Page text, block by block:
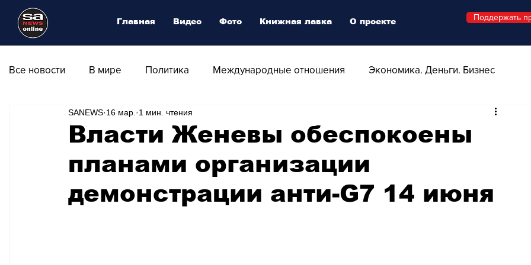
Все новости В мире Политика Международные отношения Экономика. Деньги. Бизнес
Общество Армия Аналитика
Транспорт Культура Магия искусства Swiss Афиша Стиль
Власти Женевы обеспокоены
планами организации
демонстрации анти-G7 14 июня
SANEWS 16 мар. 1 мин. чтения
Главная Видео Фото Книжная лавка О проекте Поддержать